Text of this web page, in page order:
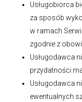
Usługobiorca
za sposób
w ramach
zgodnie z
Usługodawca
przydatności
Usługodawca
ewentualnych